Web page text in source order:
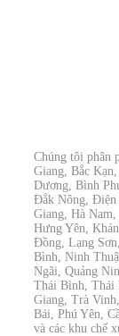
Chúng tôi phân
Giang, Bắc
Dương, Bình
Đắk Nông, Điện
Giang, Hà
Hưng Yên,
Đồng, Lạng
Bình, Ninh
Ngãi, Quảng
Thái Bình, Thái
Giang, Trà
Bái, Phú Yên,
và các khu chế